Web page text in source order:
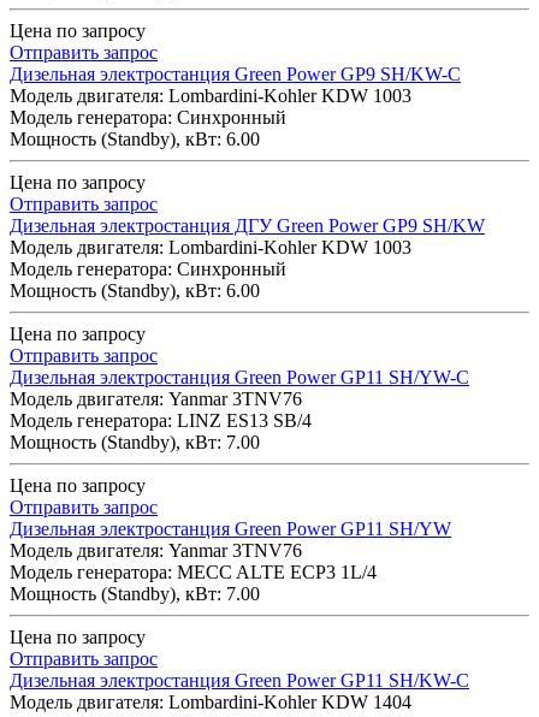
Цена по запросу
Отправить запрос
Дизельная электростанция Green Power GP9 SH/KW-C
Модель двигателя: Lombardini-Kohler KDW 1003
Модель генератора: Синхронный
Мощность (Standby), кВт: 6.00
Цена по запросу
Отправить запрос
Дизельная электростанция ДГУ Green Power GP9 SH/KW
Модель двигателя: Lombardini-Kohler KDW 1003
Модель генератора: Синхронный
Мощность (Standby), кВт: 6.00
Цена по запросу
Отправить запрос
Дизельная электростанция Green Power GP11 SH/YW-C
Модель двигателя: Yanmar 3TNV76
Модель генератора: LINZ ES13 SB/4
Мощность (Standby), кВт: 7.00
Цена по запросу
Отправить запрос
Дизельная электростанция Green Power GP11 SH/YW
Модель двигателя: Yanmar 3TNV76
Модель генератора: MECC ALTE ECP3 1L/4
Мощность (Standby), кВт: 7.00
Цена по запросу
Отправить запрос
Дизельная электростанция Green Power GP11 SH/KW-C
Модель двигателя: Lombardini-Kohler KDW 1404